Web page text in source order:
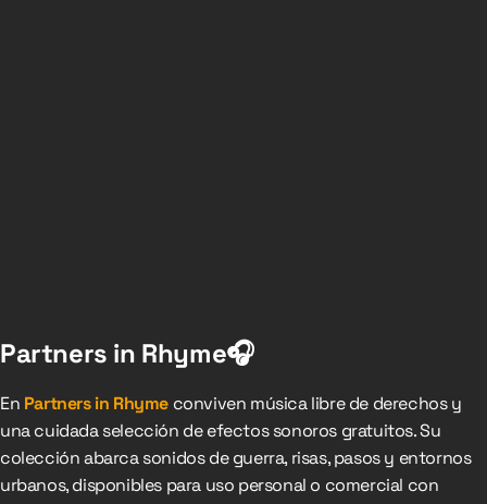
Partners in Rhyme🎧
En Partners in Rhyme conviven música libre de derechos y
una cuidada selección de efectos sonoros gratuitos. Su
colección abarca sonidos de guerra, risas, pasos y entornos
urbanos, disponibles para uso personal o comercial con